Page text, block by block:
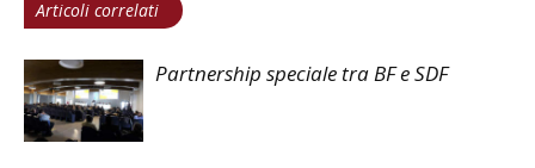
Articoli correlati
Partnership speciale tra BF e SDF